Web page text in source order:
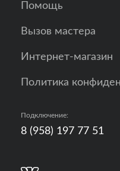
Помощь
Вызов мастера
Интернет-магазин
Политика
Подключение:
8 (958) 197 77 51